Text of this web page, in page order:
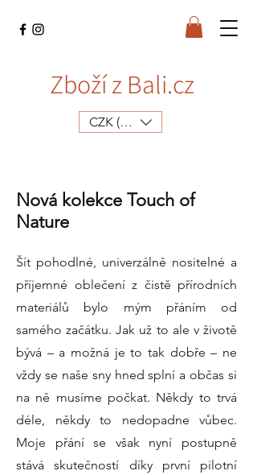
Zboží z Bali.cz
CZK (Kč)
Nová kolekce Touch of
Nature
Šít pohodlné, univerzálně nositelné a
příjemné oblečení z čistě přírodních
materiálů bylo mým přáním od
samého začátku. Jak už to ale v životě
bývá – a možná je to tak dobře – ne
vždy se naše sny hned splní a občas si
na ně musíme počkat. Někdy to trvá
déle, někdy to nedopadne vůbec.
Moje přání se však nyní postupně
stává skutečností díky první pilotní